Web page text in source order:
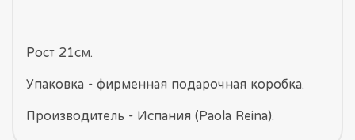
Рост 21см.
Упаковка - фирменная подарочная коробка.
Производитель - Испания (Paola Reina).